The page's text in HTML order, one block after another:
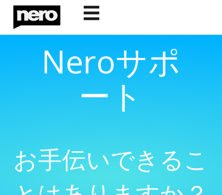
☰
Neroサポ
ート
お手伝いできるこ